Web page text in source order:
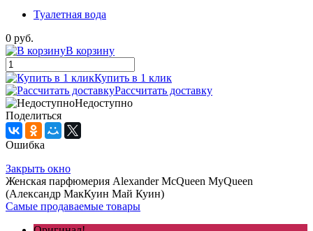
Туалетная вода
0 руб.
В корзину
Купить в 1 клик
Рассчитать доставку
Недоступно
Поделиться
Ошибка
Закрыть окно
Женская парфюмерия Alexander McQueen MyQueen
(Александр МакКуин Май Куин)
Самые продаваемые товары